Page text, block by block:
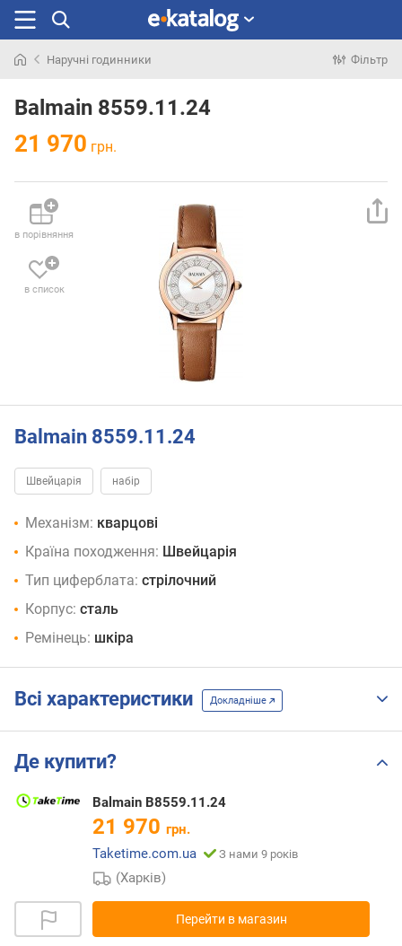
раніше
Наручні годинники Фільтр
Balmain 8559.11.24
21 970 грн.
в порівняння
в список
Balmain 8559.11.24
Швейцарія набір
Механізм: кварцові
Країна походження: Швейцарія
Тип циферблата: стрілочний
Корпус: сталь
Ремінець: шкіра
Всі характеристики Докладніше
Де купити?
Balmain B8559.11.24
21 970 грн.
Taketime.com.ua
З нами 9 років
(Харків)
Перейти в магазин